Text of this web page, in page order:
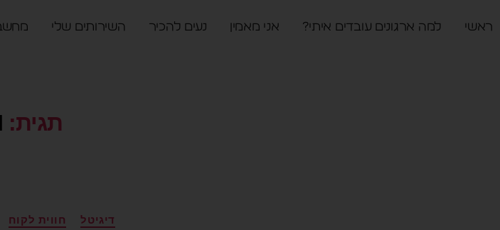
ראשי למה ארגונים עובדים איתי? אני מאמין נעים להכיר השירותים שלי
תגית:
דיגיטל חווית לקוח